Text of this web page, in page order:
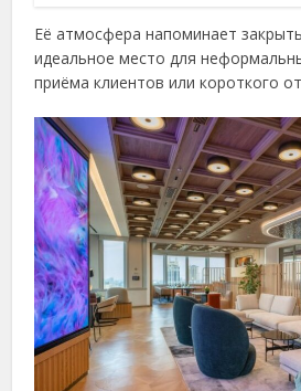
Её атмосфера напоминает
идеальное место для
приёма клиентов или короткого